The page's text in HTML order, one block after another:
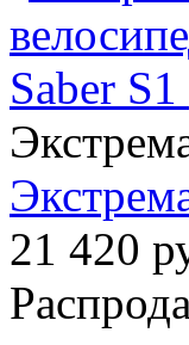
21 420